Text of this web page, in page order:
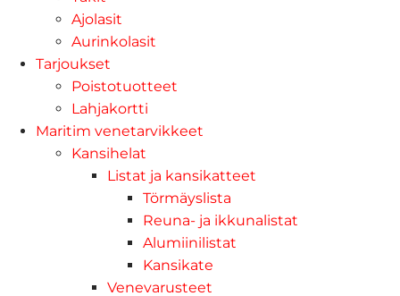
Ajolasit
Aurinkolasit
Tarjoukset
Poistotuotteet
Lahjakortti
Maritim venetarvikkeet
Kansihelat
Listat ja kansikatteet
Törmäyslista
Reuna- ja ikkunalistat
Alumiinilistat
Kansikate
Venevarusteet